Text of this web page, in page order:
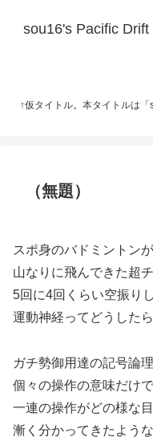
sou16's Pacific
↑仮タイトル。本タイトルは
（無題）
スポ身のバドミントン
山なりに飛んできた超
5回に4回くらい空振り
運動神経ってどうした
ガチ勢御用達の記号論
個々の操作の意味だけで
一連の操作がどの様な
漸く分かってきたよう